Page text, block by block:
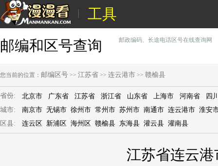
工具
邮编和区号查询
邮政编码、长途电话区号在线查询网
您当前的位置： 邮编区号 >> 江苏省 >> 连云港市 >> 赣榆县
省份: 北京市 广东省 江苏省 浙江省 山东省 上海市 河南省
四
城市:
南京市 无锡市 徐州市 常州市 苏州市 南通市 连云港市 淮安
区县:
连云区 新浦区 海州区 赣榆县 东海县 灌云县 灌南县
江苏省连云